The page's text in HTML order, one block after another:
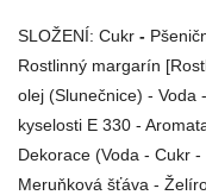
SLOŽENÍ: Cukr -
Rostlinný margarín
olej (Slunečnice) - Voda
kyselosti E 330 -
Dekorace (Voda - Cukr
Meruňková šťáva -